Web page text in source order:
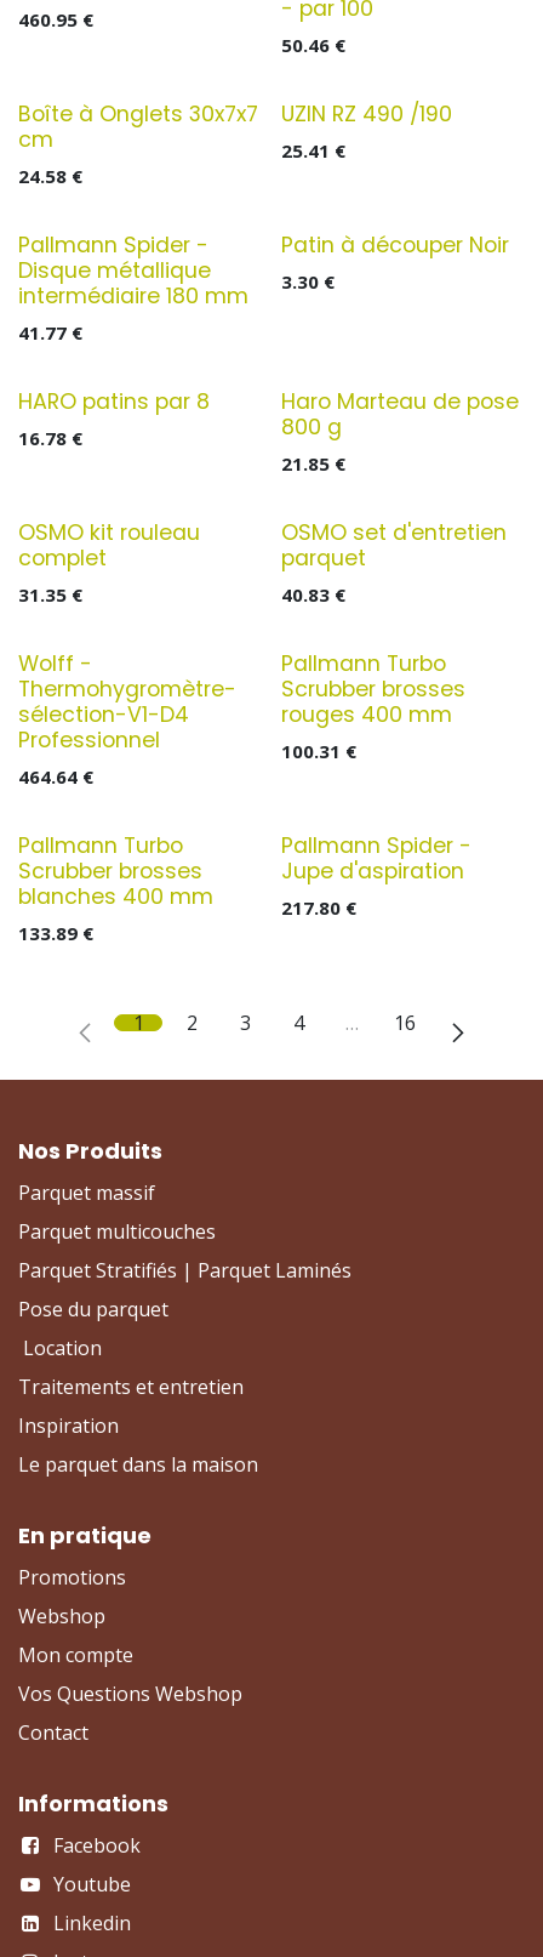
460.95 €
- par 100
50.46€
Boîte à Onglets 30x7x7
cm
24.58 €
UZIN RZ 490 /190
25.41 €
Pallmann Spider -
Disque métallique
intermédiaire 180 mm
41.77 €
Patin à découper Noir
3.30€
HARO patins par 8
16.78 €
Haro Marteau de pose
800 g
21.85€
OSMO kit rouleau
complet
31.35 €
OSMO set d'entretien
parquet
40.83€
Wolff -
Thermohygromètre-
sélection-V1-D4
Professionnel
464.64 €
Pallmann Turbo
Scrubber brosses
rouges 400 mm
100.31 €
Pallmann Turbo
Scrubber brosses
blanches 400 mm
133.89 €
Pallmann Spider -
Jupe d'aspiration
217.80€
1 2 3 4 … 16
Nos Produits
Parquet massif
Parquet multicouches
Parquet Stratifiés | Parquet Laminés
Pose du parquet
Location
Traitements et entretien
Inspiration
Le parquet dans la maison
En pratique
Promotions
Webshop
Mon compte
Vos Questions Webshop
Contact
Informations
Facebook
Youtube
Linkedin